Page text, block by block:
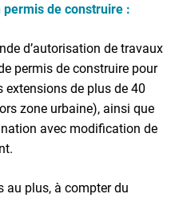
permis de construire :
d’autorisation de travaux
permis de construire pour
extensions de plus de 40
zone urbaine), ainsi que
avec modification de
au plus, à compter du